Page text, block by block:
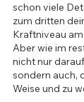
schon viele
zum dritten
Kraftniveau
Aber wie im
nicht nur
sondern auch,
Weise und zu